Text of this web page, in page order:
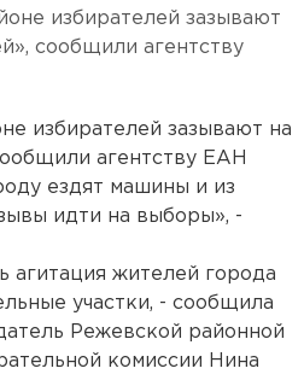
избирателей зазывают
сообщили агентству
избирателей зазывают на
агентству ЕАН
ездят машины и из
идти на выборы», -
агитация жителей города
участки, - сообщила
Режевской районной
комиссии Нина